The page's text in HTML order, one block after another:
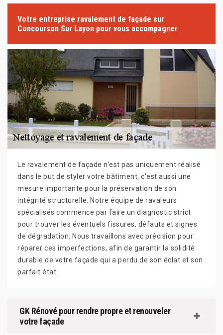
Votre entreprise ravalement de façade sur
Concourson Sur Layon pour vous accompagner
Le ravalement de façade n'est pas uniquement réalisé
dans le but de styler votre bâtiment, c'est aussi une
mesure importante pour la préservation de son
intégrité structurelle. Notre équipe de ravaleurs
spécialisés commence par faire un diagnostic strict
pour trouver les éventuels fissures, défauts et signes
de dégradation. Nous travaillons avec précision pour
réparer ces imperfections, afin de garantir la solidité
durable de votre façade qui a perdu de son éclat et son
parfait état.
GK Rénové pour rendre propre et renouveler
votre façade